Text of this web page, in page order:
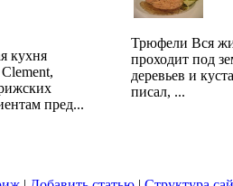
кухня
пред...
Трюфели Вся
проходит под
деревьев и
писал, ...